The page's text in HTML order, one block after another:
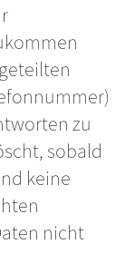
zu
sobald
keine
nicht